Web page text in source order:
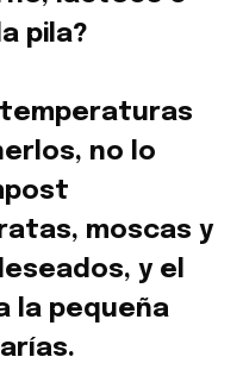
pila?
temperaturas
no lo
moscas y
y el
la pequeña